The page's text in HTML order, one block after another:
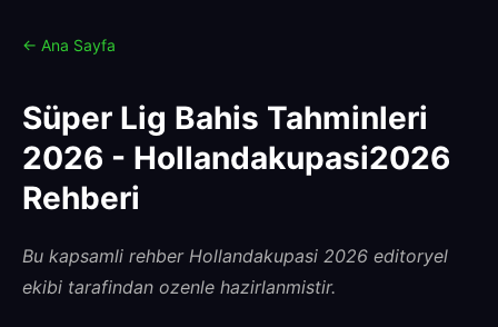
← Ana Sayfa
Süper Lig Bahis Tahminleri
2026 - Hollandakupasi2026
Rehberi
Bu kapsamli rehber Hollandakupasi 2026 editoryel
ekibi tarafindan ozenle hazirlanmistir.